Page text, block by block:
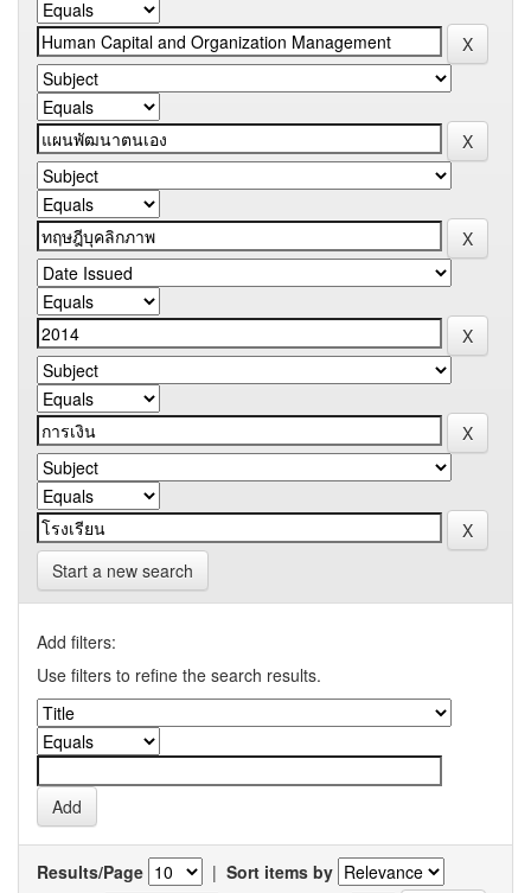
Start a new search
Add filters:
Use filters to refine the search results.
Results/Page | Sort items by